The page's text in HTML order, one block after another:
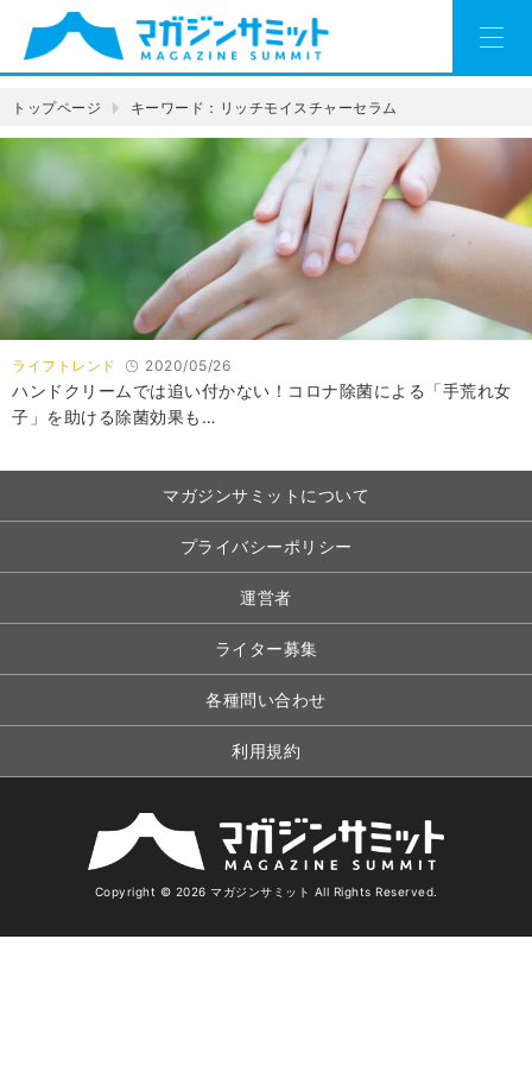
トップページ キーワード：リッチモイスチャーセラム
ライフトレンド 2020/05/26
ハンドクリームでは追い付かない！コロナ除菌による「手荒れ女
子」を助ける除菌効果も…
マガジンサミットについて
プライバシーポリシー
運営者
ライター募集
各種問い合わせ
利用規約
Copyright © 2026 マガジンサミット All Rights Reserved.